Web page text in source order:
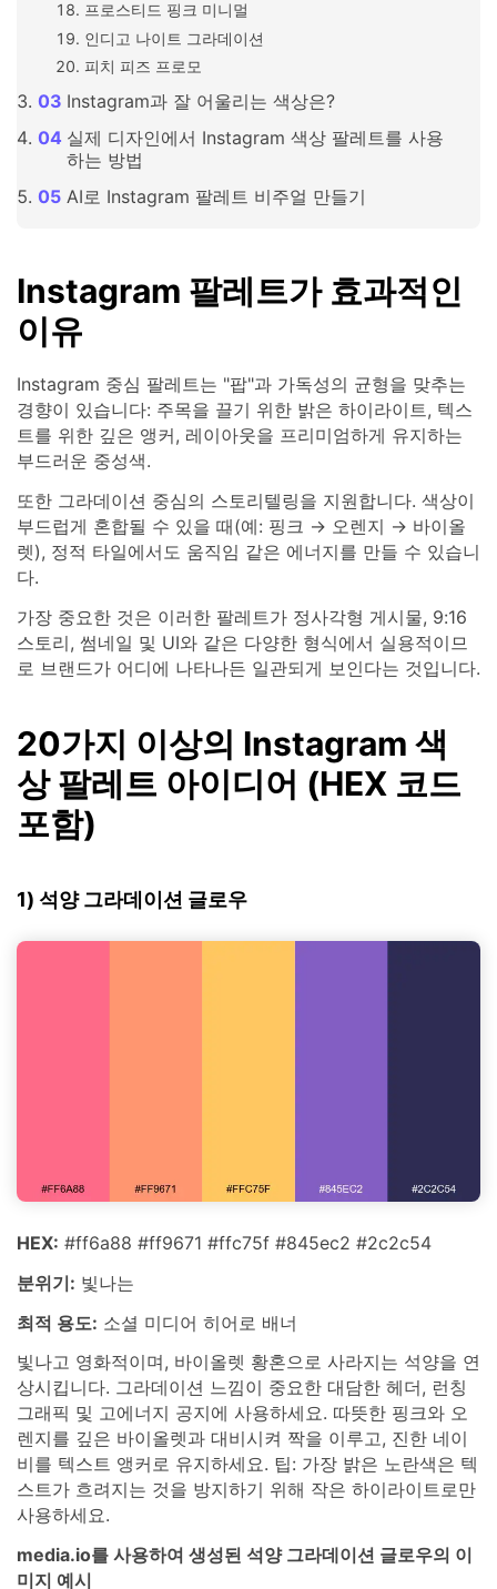
프로스티드 핑크 미니멀
인디고 나이트 그라데이션
피치 피즈 프로모
Instagram과 잘 어울리는 색상은?
실제 디자인에서 Instagram 색상 팔레트를 사용
하는 방법
AI로 Instagram 팔레트 비주얼 만들기
Instagram 팔레트가 효과적인
이유
Instagram 중심 팔레트는 "팝"과 가독성의 균형을 맞추는
경향이 있습니다: 주목을 끌기 위한 밝은 하이라이트, 텍스
트를 위한 깊은 앵커, 레이아웃을 프리미엄하게 유지하는
부드러운 중성색.
또한 그라데이션 중심의 스토리텔링을 지원합니다. 색상이
부드럽게 혼합될 수 있을 때(예: 핑크 → 오렌지 → 바이올
렛), 정적 타일에서도 움직임 같은 에너지를 만들 수 있습니
다.
가장 중요한 것은 이러한 팔레트가 정사각형 게시물, 9:16
스토리, 썸네일 및 UI와 같은 다양한 형식에서 실용적이므
로 브랜드가 어디에 나타나든 일관되게 보인다는 것입니다.
20가지 이상의 Instagram 색
상 팔레트 아이디어 (HEX 코드
포함)
1) 석양 그라데이션 글로우
HEX: #ff6a88 #ff9671 #ffc75f #845ec2 #2c2c54
분위기: 빛나는
최적 용도: 소셜 미디어 히어로 배너
빛나고 영화적이며, 바이올렛 황혼으로 사라지는 석양을 연
상시킵니다. 그라데이션 느낌이 중요한 대담한 헤더, 런칭
그래픽 및 고에너지 공지에 사용하세요. 따뜻한 핑크와 오
렌지를 깊은 바이올렛과 대비시켜 짝을 이루고, 진한 네이
비를 텍스트 앵커로 유지하세요. 팁: 가장 밝은 노란색은 텍
스트가 흐려지는 것을 방지하기 위해 작은 하이라이트로만
사용하세요.
media.io를 사용하여 생성된 석양 그라데이션 글로우의 이
미지 예시